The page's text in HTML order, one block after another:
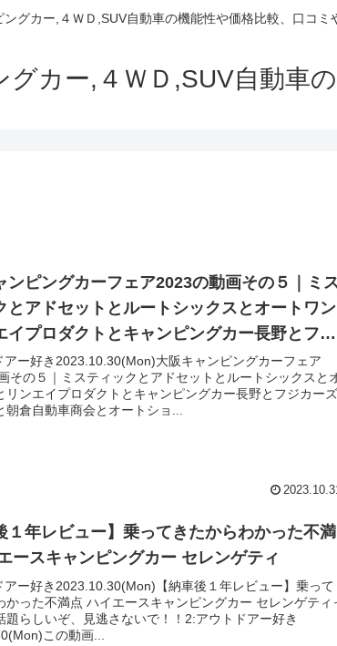
グカー,４ＷＤ,SUV自動車の機能性や価格比較、口コミ
グカー,４ＷＤ,SUV自動車
ンピングカーフェア2023の動画その５｜ミ
とアドセットとルートシックスとオートワン
イプロダクトとキャンピングカー長野とフジ
ャパンと朝倉自動車商会とオートショップア
アー好き2023.10.30(Mon)大阪キャンピングカーフェア
その５｜ミスティックとアドセットとルートシックスと
リンエイプロダクトとキャンピングカー長野とフジカーズ
朝倉自動車商会とオートショ...
１年レビュー】乗ってきたからわかった不満
ースキャンピングカー セレンゲティ
アー好き2023.10.30(Mon)【納車後１年レビュー】乗って
かった不満点 ハイエースキャンピングカー セレンゲティ
題らしいぞ、見逃さないで！！2:アウトドアー好き
この動画...